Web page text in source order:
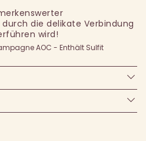
die delikate Verbindung
wird!
AOC - Enthält Sulfit